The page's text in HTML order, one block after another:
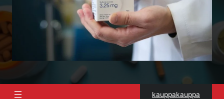
kauppakauppa